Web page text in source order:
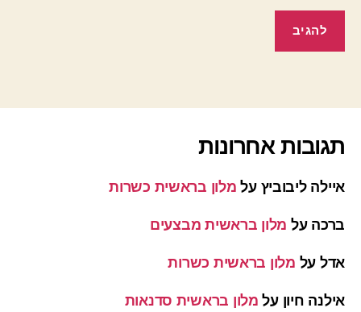
תגובות אחרונות
איילה ליבוביץ על מלון בראשית כשרות
ברכה על מלון בראשית מבצעים
אדל על מלון בראשית כשרות
אילנה חיון על מלון בראשית סדנאות